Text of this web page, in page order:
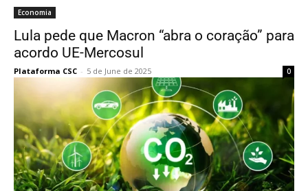
Economia
Lula pede que Macron “abra o coração” para
acordo UE-Mercosul
Plataforma CSC - 5 de June de 2025 0